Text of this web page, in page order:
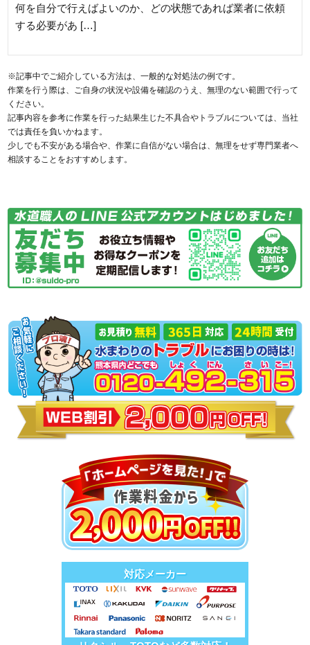
何を自分で行えばよいのか、どの状態であれば業者に依頼
する必要があ […]
※記事中でご紹介している方法は、一般的な対処法の例です。
作業を行う際は、ご自身の状況や設備を確認のうえ、無理のない範囲で行って
ください。
記事内容を参考に作業を行った結果生じた不具合やトラブルについては、当社
では責任を負いかねます。
少しでも不安がある場合や、作業に自信がない場合は、無理をせず専門業者へ
相談することをおすすめします。
対応メーカー